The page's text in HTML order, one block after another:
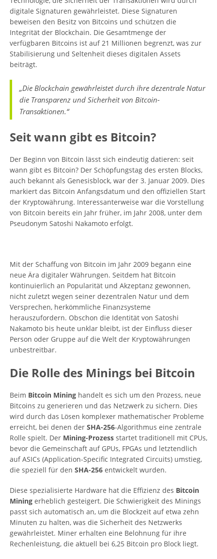
digitale Signaturen gewährleistet. Diese Signaturen
beweisen den Besitz von Bitcoins und schützen die
Integrität der Blockchain. Die Gesamtmenge der
verfügbaren Bitcoins ist auf 21 Millionen begrenzt, was zur
Stabilisierung und Seltenheit dieses digitalen Assets
beiträgt.
„Die Blockchain gewährleistet durch ihre dezentrale Natur
die Transparenz und Sicherheit von Bitcoin-
Transaktionen.“
Seit wann gibt es Bitcoin?
Der Beginn von Bitcoin lässt sich eindeutig datieren: seit
wann gibt es Bitcoin? Der Schöpfungstag des ersten Blocks,
auch bekannt als Genesisblock, war der 3. Januar 2009. Dies
markiert das Bitcoin Anfangsdatum und den offiziellen Start
der Kryptowährung. Interessanterweise war die Vorstellung
von Bitcoin bereits ein Jahr früher, im Jahr 2008, unter dem
Pseudonym Satoshi Nakamoto erfolgt.
Mit der Schaffung von Bitcoin im Jahr 2009 begann eine
neue Ära digitaler Währungen. Seitdem hat Bitcoin
kontinuierlich an Popularität und Akzeptanz gewonnen,
nicht zuletzt wegen seiner dezentralen Natur und dem
Versprechen, herkömmliche Finanzsysteme
herauszufordern. Obschon die Identität von Satoshi
Nakamoto bis heute unklar bleibt, ist der Einfluss dieser
Person oder Gruppe auf die Welt der Kryptowährungen
unbestreitbar.
Die Rolle des Minings bei Bitcoin
Beim Bitcoin Mining handelt es sich um den Prozess, neue
Bitcoins zu generieren und das Netzwerk zu sichern. Dies
wird durch das Lösen komplexer mathematischer Probleme
erreicht, bei denen der SHA-256-Algorithmus eine zentrale
Rolle spielt. Der Mining-Prozess startet traditionell mit CPUs,
bevor die Gemeinschaft auf GPUs, FPGAs und letztendlich
auf ASICs (Application-Specific Integrated Circuits) umstieg,
die speziell für den SHA-256 entwickelt wurden.
Diese spezialisierte Hardware hat die Effizienz des Bitcoin
Mining erheblich gesteigert. Die Schwierigkeit des Minings
passt sich automatisch an, um die Blockzeit auf etwa zehn
Minuten zu halten, was die Sicherheit des Netzwerks
gewährleistet. Miner erhalten eine Belohnung für ihre
Rechenleistung, die aktuell bei 6,25 Bitcoin pro Block liegt.